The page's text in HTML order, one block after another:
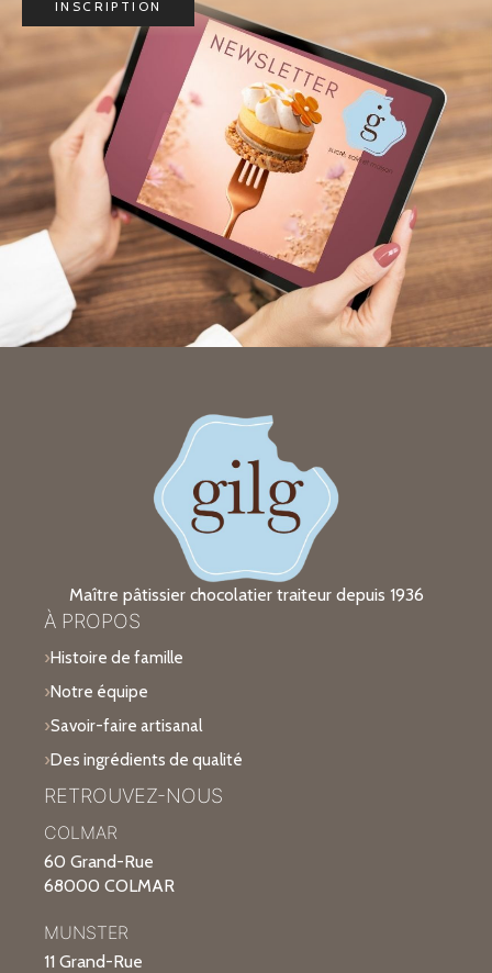
Maître pâtissier chocolatier traiteur depuis 1936
À PROPOS
Histoire de famille
Notre équipe
Savoir-faire artisanal
Des ingrédients de qualité
RETROUVEZ-NOUS
COLMAR
60 Grand-Rue
68000 COLMAR
MUNSTER
11 Grand-Rue